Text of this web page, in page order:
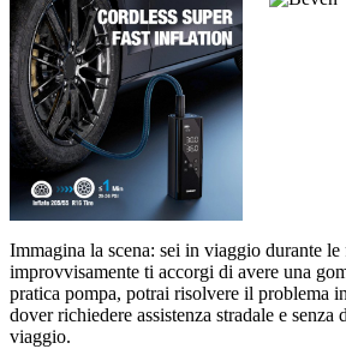
Immagina la scena: sei in viaggio durante le
improvvisamente ti accorgi di avere una
pratica pompa, potrai risolvere il problema
dover richiedere assistenza stradale e
viaggio.